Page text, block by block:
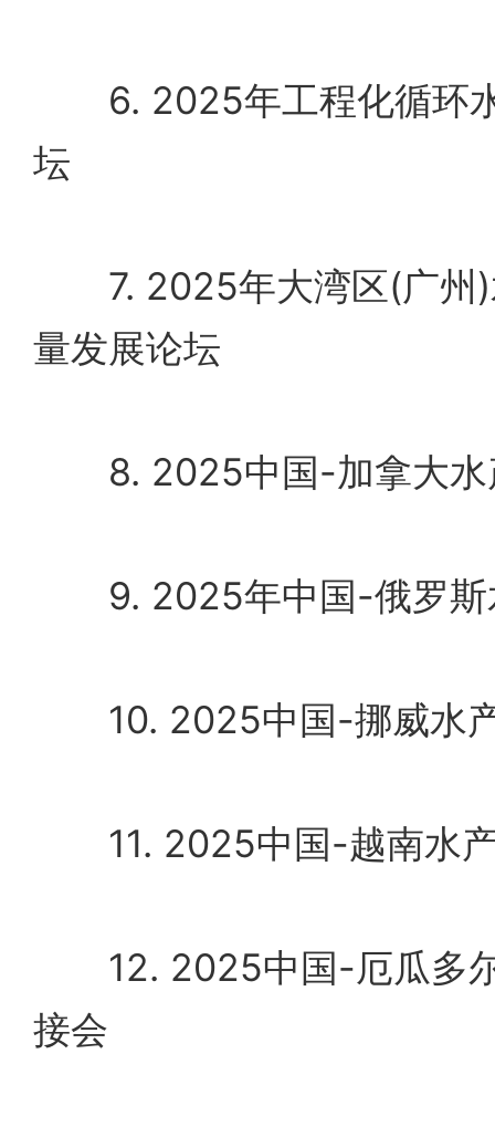
6. 2025年工程化循环
坛
7. 2025年大湾区(广州)
量发展论坛
8. 2025中国-加拿大水
9. 2025年中国-俄罗斯
10. 2025中国-挪威水产
11. 2025中国-越南水产
12. 2025中国-厄瓜多尔
接会